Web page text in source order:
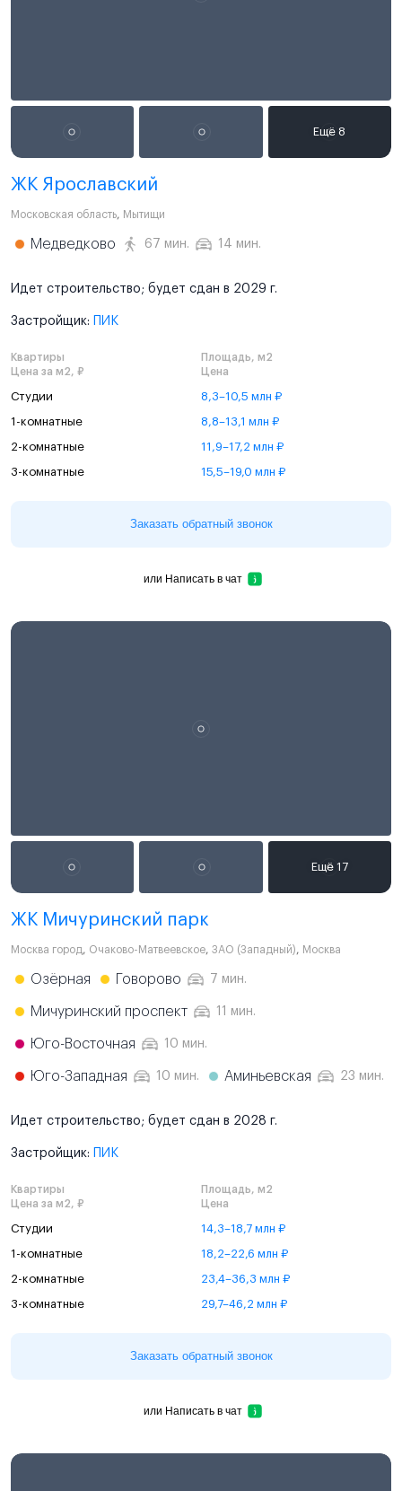
ЖК Ярославский
Московская область, Мытищи
Медведково 67 мин. 14 мин.
Идет строительство; будет сдан в 2029 г.
Застройщик: ПИК
Квартиры
Площадь, м2
Цена за м2, ₽
Цена
Студии 8,3–10,5 млн ₽
1-комнатные 8,8–13,1 млн ₽
2-комнатные 11,9–17,2 млн ₽
3-комнатные 15,5–19,0 млн ₽
Заказать обратный звонок
или Написать в чат
ЖК Мичуринский парк
Москва город, Очаково-Матвеевское, ЗАО (Западный), Москва
Озёрная Говорово 7 мин.
Мичуринский проспект 11 мин.
Юго-Восточная 10 мин.
Юго-Западная 10 мин. Аминьевская 23 мин.
Идет строительство; будет сдан в 2028 г.
Застройщик: ПИК
Квартиры
Площадь, м2
Цена за м2, ₽
Цена
Студии 14,3–18,7 млн ₽
1-комнатные 18,2–22,6 млн ₽
2-комнатные 23,4–36,3 млн ₽
3-комнатные 29,7–46,2 млн ₽
Заказать обратный звонок
или Написать в чат